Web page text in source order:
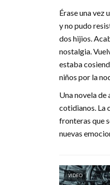
Érase una vez
y no pudo
dos hijios.
nostalgia.
estaba
niños por la
Una novela de
cotidianos. La
fronteras que
nuevas
VIDEO